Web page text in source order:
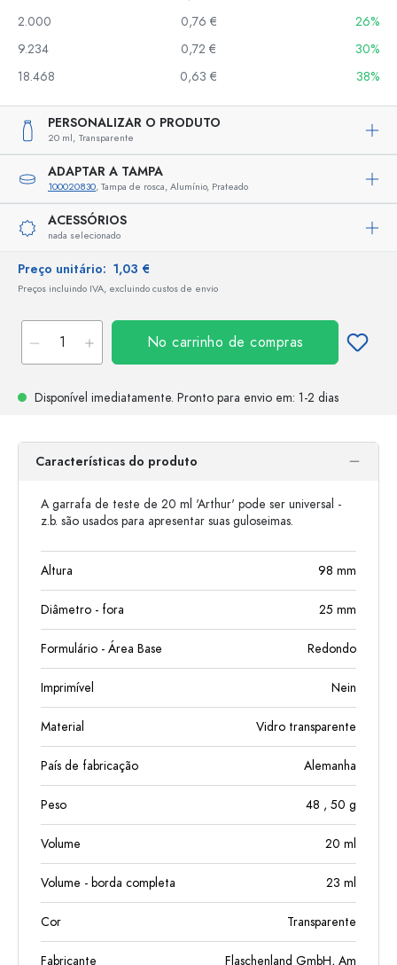
2.000
0,76 €
26%
9.234
0,72 €
30%
18.468
0,63 € 38%
PERSONALIZAR O PRODUTO
20 ml, Transparente
ADAPTAR A TAMPA
100020830, Tampa de rosca, Alumínio, Prateado
ACESSÓRIOS
nada selecionado
Preço unitário: 1,03 €
Preços incluindo IVA, excluindo custos de envio
No carrinho de compras
Disponível imediatamente. Pronto para envio em: 1-2 dias
Características do produto
A garrafa de teste de 20 ml 'Arthur' pode ser universal -
z.b. são usados ​​para apresentar suas guloseimas.
Altura 98 mm
Diâmetro - fora 25 mm
Formulário - Área Base Redondo
Imprimível Nein
Material Vidro transparente
País de fabricação Alemanha
Peso 48 , 50 g
Volume 20 ml
Volume - borda completa 23 ml
Cor Transparente
Fabricante Flaschenland GmbH, Am